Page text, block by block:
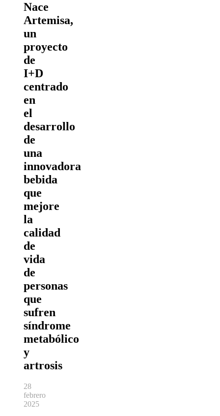
Nace
Artemisa,
un
proyecto
de
I+D
centrado
en
el
desarrollo
de
una
innovadora
bebida
que
mejore
la
calidad
de
vida
de
personas
que
sufren
síndrome
metabólico
y
artrosis
28
febrero
2025